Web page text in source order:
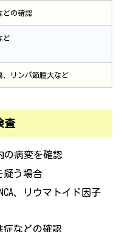
どの確認
ど
、リンパ節腫大など
査
の病変を確認
疑う場合
、リウマトイド因子
症などの確認